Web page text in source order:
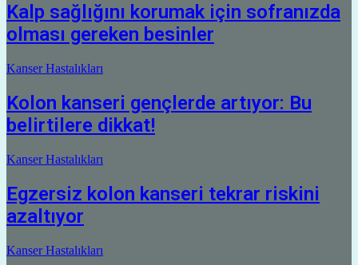
Kalp sağlığını korumak için sofranızda
olması gereken besinler
Kanser Hastalıkları
Kolon kanseri gençlerde artıyor: Bu
belirtilere dikkat!
Kanser Hastalıkları
Egzersiz kolon kanseri tekrar riskini
azaltıyor
Kanser Hastalıkları